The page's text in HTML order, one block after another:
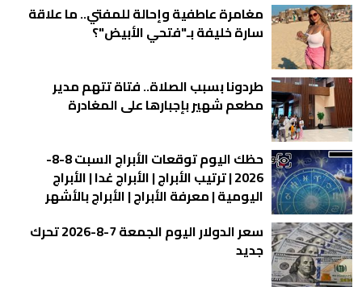
مغامرة عاطفية وإحالة للمفتي.. ما علاقة
سارة خليفة بـ"فتحي الأبيض"؟
طردونا بسبب الصلاة.. فتاة تتهم مدير
مطعم شهير بإجبارها على المغادرة
حظك اليوم توقعات الأبراج السبت 8-8-
2026 | ترتيب الأبراج | الأبراج غدا | الأبراج
اليومية | معرفة الأبراج | الأبراج بالأشهر
سعر الدولار اليوم الجمعة 7-8-2026 تحرك
جديد